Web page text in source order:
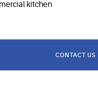
CONTACT US